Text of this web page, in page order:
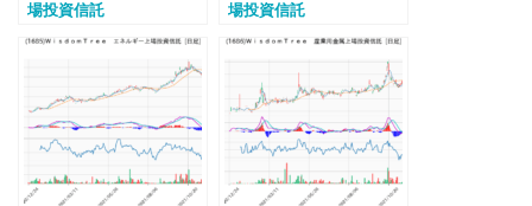
場投資信託
場投資信託